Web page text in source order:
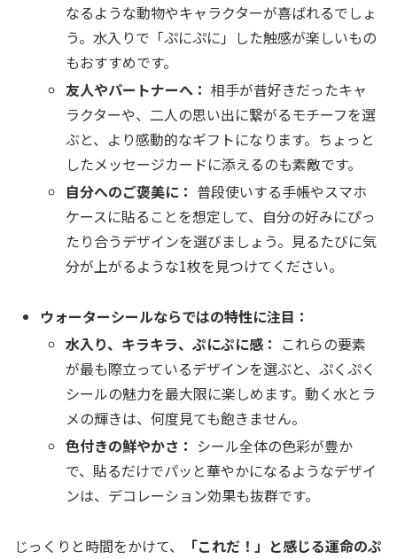
なるような動物やキャラクターが喜ばれるでしょ
う。水入りで「ぷにぷに」した触感が楽しいもの
もおすすめです。
友人やパートナーへ： 相手が昔好きだったキャ
ラクターや、二人の思い出に繋がるモチーフを選
ぶと、より感動的なギフトになります。ちょっと
したメッセージカードに添えるのも素敵です。
自分へのご褒美に： 普段使いする手帳やスマホ
ケースに貼ることを想定して、自分の好みにぴっ
たり合うデザインを選びましょう。見るたびに気
分が上がるような1枚を見つけてください。
ウォーターシールならではの特性に注目：
水入り、キラキラ、ぷにぷに感： これらの要素
が最も際立っているデザインを選ぶと、ぷくぷく
シールの魅力を最大限に楽しめます。動く水とラ
メの輝きは、何度見ても飽きません。
色付きの鮮やかさ： シール全体の色彩が豊か
で、貼るだけでパッと華やかになるようなデザイ
ンは、デコレーション効果も抜群です。
じっくりと時間をかけて、
「これだ！」と感じる運命のぷ